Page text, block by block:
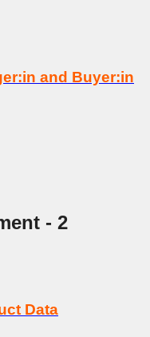
and Buyer:in
- 2
Data